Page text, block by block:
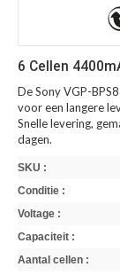
6 Cellen
De Sony VGP-
voor een langere
Snelle levering,
dagen.
SKU :
Conditie :
Voltage :
Capaciteit :
Aantal cellen :